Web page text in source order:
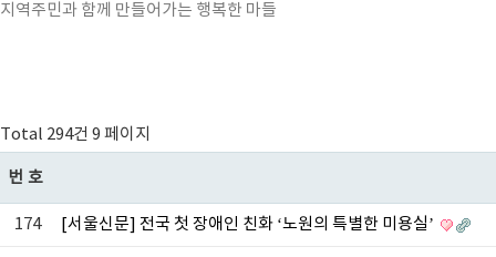
지역주민과 함께 만들어가는 행복한 마들
Total 294건 9 페이지
번호
174 [서울신문] 전국 첫 장애인 친화 ‘노원의 특별한 미용실’